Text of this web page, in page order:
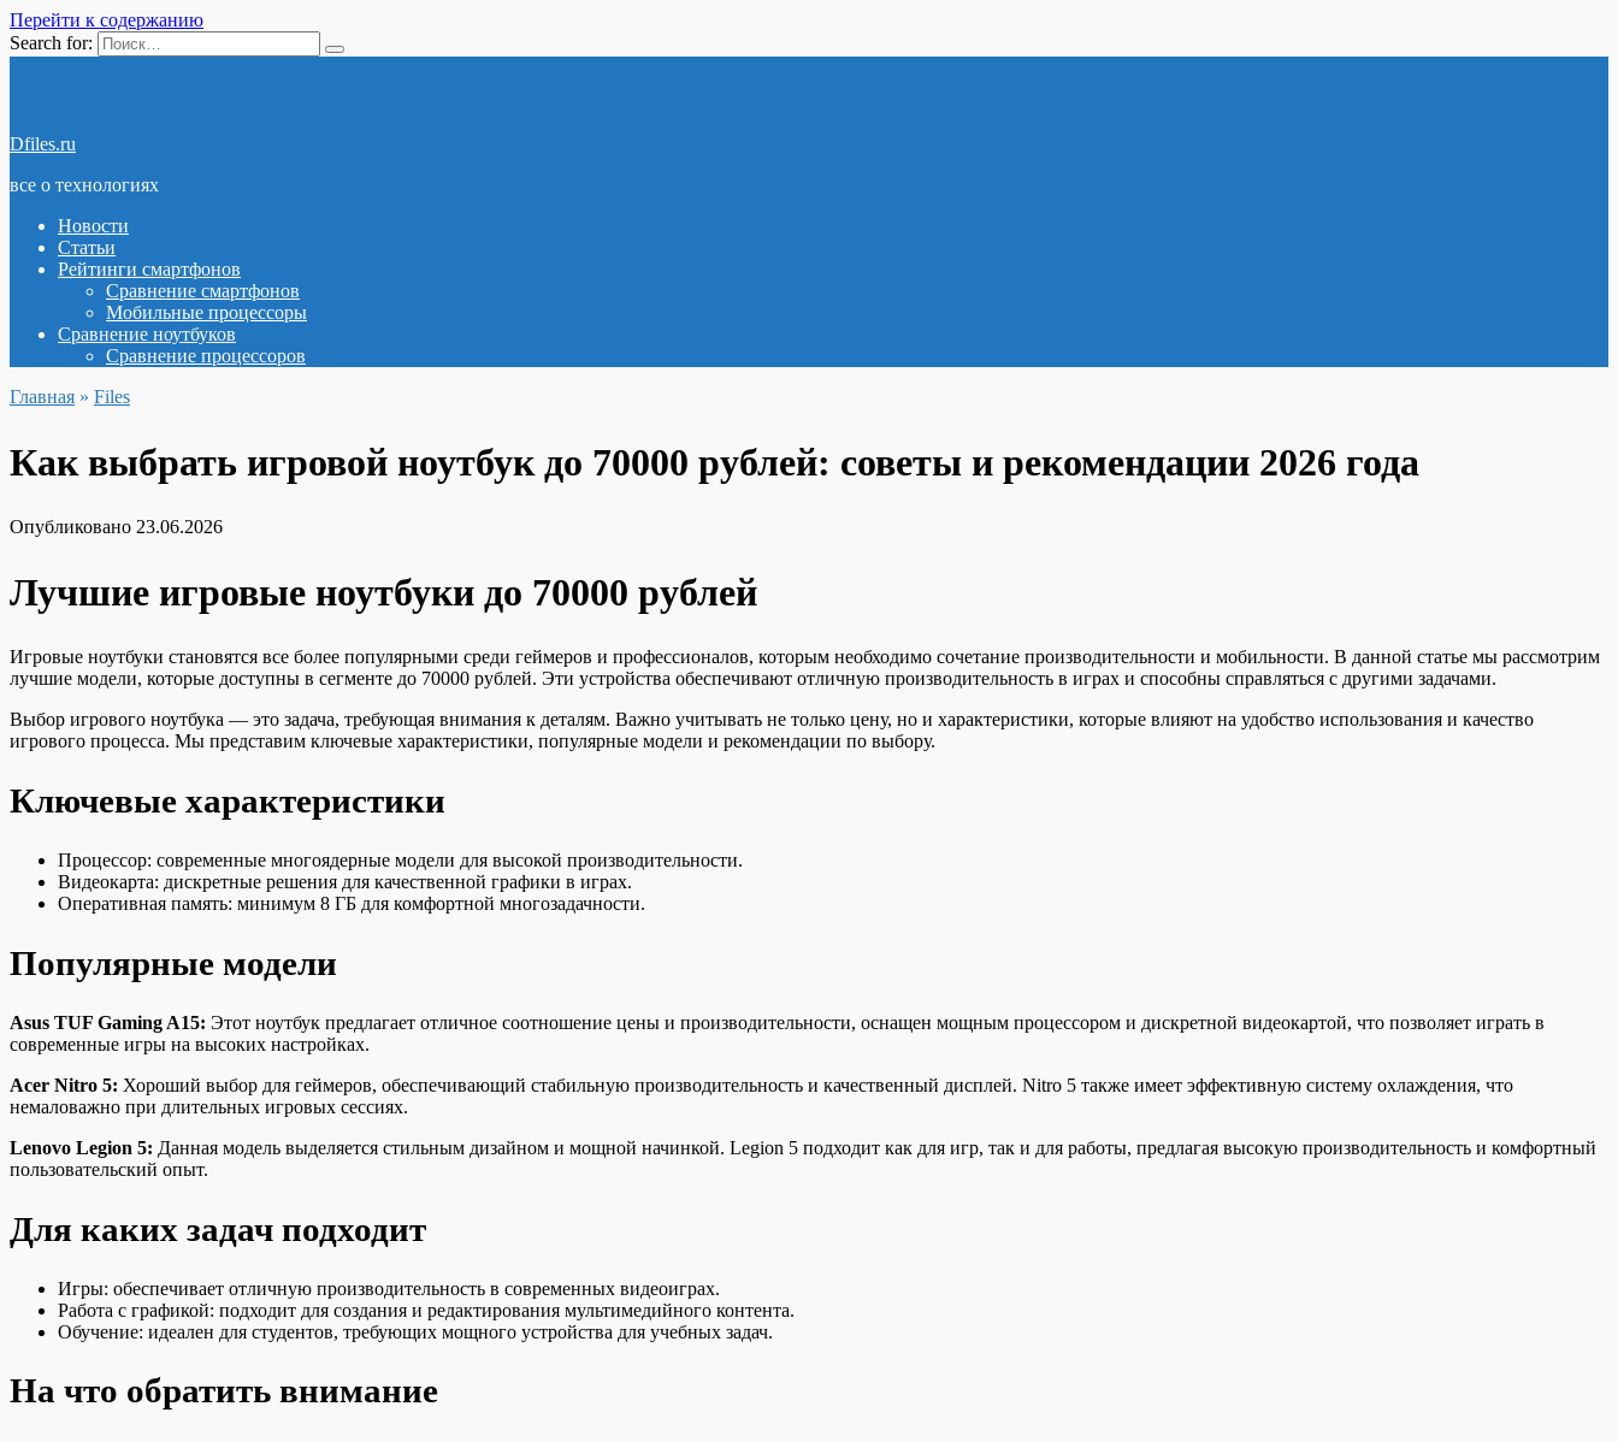
Перейти к содержанию
Search for:
Dfiles.ru
все о технологиях
Новости
Статьи
Рейтинги смартфонов
Сравнение смартфонов
Мобильные процессоры
Сравнение ноутбуков
Сравнение процессоров
Главная » Files
Как выбрать игровой ноутбук до 70000 рублей: советы и рекомендации 2026 года
Опубликовано 23.06.2026
Лучшие игровые ноутбуки до 70000 рублей
Игровые ноутбуки становятся все более популярными среди геймеров и профессионалов, которым необходимо сочетание производительности и мобильности. В данной статье мы рассмотрим
лучшие модели, которые доступны в сегменте до 70000 рублей. Эти устройства обеспечивают отличную производительность в играх и способны справляться с другими задачами.
Выбор игрового ноутбука — это задача, требующая внимания к деталям. Важно учитывать не только цену, но и характеристики, которые влияют на удобство использования и качество
игрового процесса. Мы представим ключевые характеристики, популярные модели и рекомендации по выбору.
Ключевые характеристики
Процессор: современные многоядерные модели для высокой производительности.
Видеокарта: дискретные решения для качественной графики в играх.
Оперативная память: минимум 8 ГБ для комфортной многозадачности.
Популярные модели
Asus TUF Gaming A15: Этот ноутбук предлагает отличное соотношение цены и производительности, оснащен мощным процессором и дискретной видеокартой, что позволяет играть в
современные игры на высоких настройках.
Acer Nitro 5: Хороший выбор для геймеров, обеспечивающий стабильную производительность и качественный дисплей. Nitro 5 также имеет эффективную систему охлаждения, что
немаловажно при длительных игровых сессиях.
Lenovo Legion 5: Данная модель выделяется стильным дизайном и мощной начинкой. Legion 5 подходит как для игр, так и для работы, предлагая высокую производительность и комфортный
пользовательский опыт.
Для каких задач подходит
Игры: обеспечивает отличную производительность в современных видеоиграх.
Работа с графикой: подходит для создания и редактирования мультимедийного контента.
Обучение: идеален для студентов, требующих мощного устройства для учебных задач.
На что обратить внимание